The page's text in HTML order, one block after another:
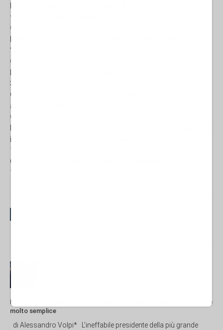
Little Bighorn 150 anni dopo. Perché l’America ha
fatto di Custer un eroe?
09 Giugno 2026 09:00
Perché così tanti italiani sentono i Nativi Americani
“vicini”?
04 Maggio 2026 07:00
Lo scalpo e l’invenzione del “selvaggio”
21 Marzo 2026 18:00
Quando un nativo è contro gli immigrati. Il paradosso
americano della nomina di Markwayne Mullin
09 Marzo 2026 17:30
Dalle offese ai nativi al controllo del petrolio: perché
il caso Bo French agita il Texas
19 Febbraio 2026 12:00
Cortina 2026, la neve e i Nativi “invisibili”
10 Febbraio 2026 06:00
Ma perché Donald Trump continua ad insultare l'Italia? La risposta è
molto semplice
di Alessandro Volpi* L'ineffabile presidente della più grande